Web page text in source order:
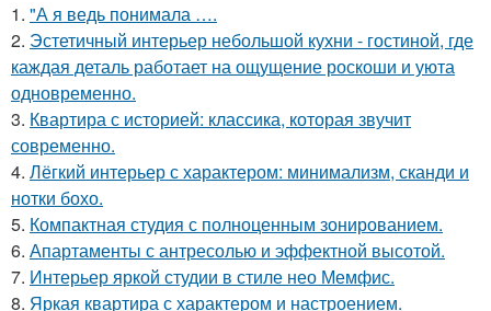
1. "А я ведь понимала ….
2. Эстетичный интерьер небольшой кухни - гостиной, где
каждая деталь работает на ощущение роскоши и уюта
одновременно.
3. Квартира с историей: классика, которая звучит
современно.
4. Лёгкий интерьер с характером: минимализм, сканди и
нотки бохо.
5. Компактная студия с полноценным зонированием.
6. Апартаменты с антресолью и эффектной высотой.
7. Интерьер яркой студии в стиле нео Мемфис.
8. Яркая квартира с характером и настроением.